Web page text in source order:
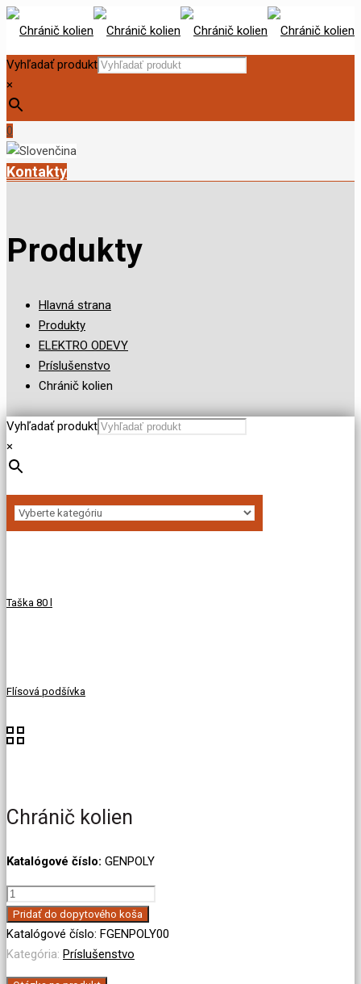
Vyhľadať produkt
×
0
Kontakty
Produkty
Hlavná strana
Produkty
ELEKTRO ODEVY
Príslušenstvo
Chránič kolien
Vyhľadať produkt
×
Taška 80 l
Flísová podšívka
Chránič kolien
Katalógové číslo: GENPOLY
množstvo
Chránič
kolien
Pridať do dopytového koša
Katalógové číslo: FGENPOLY00
Kategória: Príslušenstvo